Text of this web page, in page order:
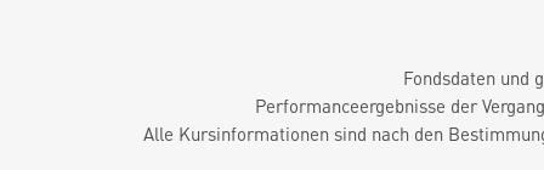
Fondsdaten und
Performanceergebnisse der
Alle Kursinformationen sind nach den